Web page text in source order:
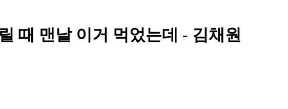
때 맨날 이거 먹었는데 - 김채원